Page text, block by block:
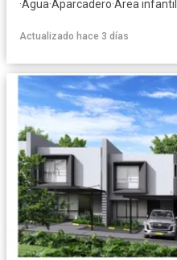
·Agua·Aparcadero·Área infantil
Actualizado hace 3 días